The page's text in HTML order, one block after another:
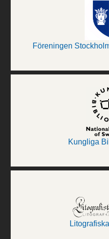
Föreningen
Kungliga